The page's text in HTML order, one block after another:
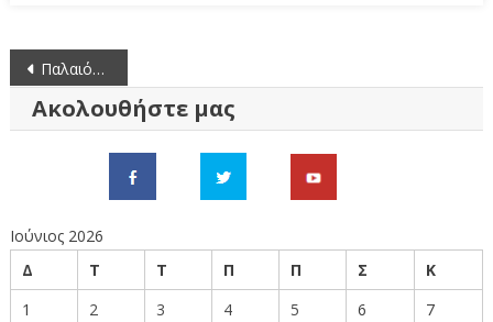
Πλοήγηση
άρθρων
Παλαιότερα άρθρα
Ακολουθήστε μας
Ιούνιος 2026
Δ
Τ Τ Π Π Σ
Κ
1
2 3 4 5 6
7